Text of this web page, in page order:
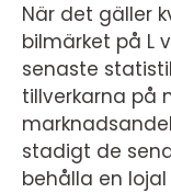
När det gäller
bilmärket på L
senaste
tillverkarna på
stadigt de
behålla en lojal